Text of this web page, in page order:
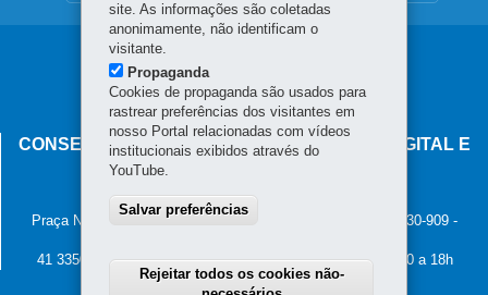
Navegação
principal
CONSELHO ESTADUAL DE GOVERNANÇA DIGITAL E
SEGURANÇA DA INFORMAÇÃO
Palácio Iguaçu
Praça Nossa Senhora de Salette, s/n - Centro Cívico
80.530-909 -
41 3350-2400 - Horário de atendimento: 8h30 a 12h e 13h30 a 18h
site. As informações são coletadas
anonimamente, não identificam o
visitante.
Propaganda
Cookies de propaganda são usados para
rastrear preferências dos visitantes em
nosso Portal relacionadas com vídeos
institucionais exibidos através do
YouTube.
Salvar preferências
Rejeitar todos os cookies não-